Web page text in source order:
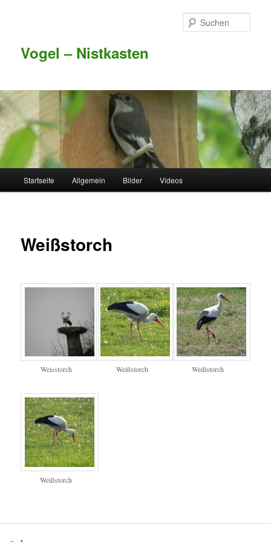
Vogel – Nistkasten
Zum Inhalt wechseln
Zum sekundären Inhalt wechseln
Startseite Allgemein Bilder Videos
Weißstorch
Weisstorch Weißstorch Weißstorch
Weißstorch